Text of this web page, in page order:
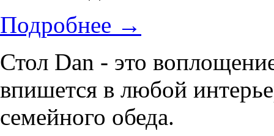
Подробнее →
Стол Dan - это
впишется в любой
семейного обеда.